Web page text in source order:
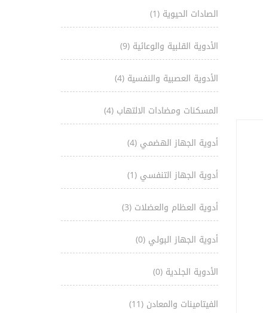
الصادات الحيوية (1)
الأدوية القلبية والوعائية (9)
الأدوية العصبية والنفسية (4)
المسكنات ومضادات الالتهاب (4)
أدوية الجهاز الهضمي (4)
أدوية الجهاز التنفسي (1)
أدوية العظام والعضلات (3)
أدوية الجهاز البولي (0)
الأدوية الجلدية (0)
الفيتامينات والمعادن (11)